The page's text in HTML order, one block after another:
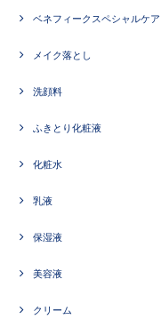
ベネフィークスペシャルケア
メイク落とし
洗顔料
ふきとり化粧液
化粧水
乳液
保湿液
美容液
クリーム